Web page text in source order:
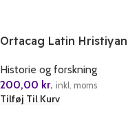
Ortacag Latin Hristiyan
1614
Historie og forskning
200,00 kr. inkl. moms
Tilføj Til Kurv